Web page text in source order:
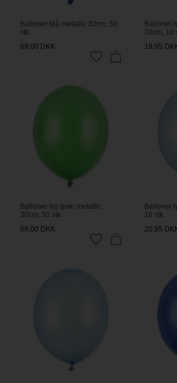
Balloner blå metallic 30cm, 50
stk.
69,00 DKK
Balloner
30cm, 10
19,95
Balloner lys grøn metallic
30cm, 50 stk.
69,00 DKK
Balloner
10 stk.
20,95